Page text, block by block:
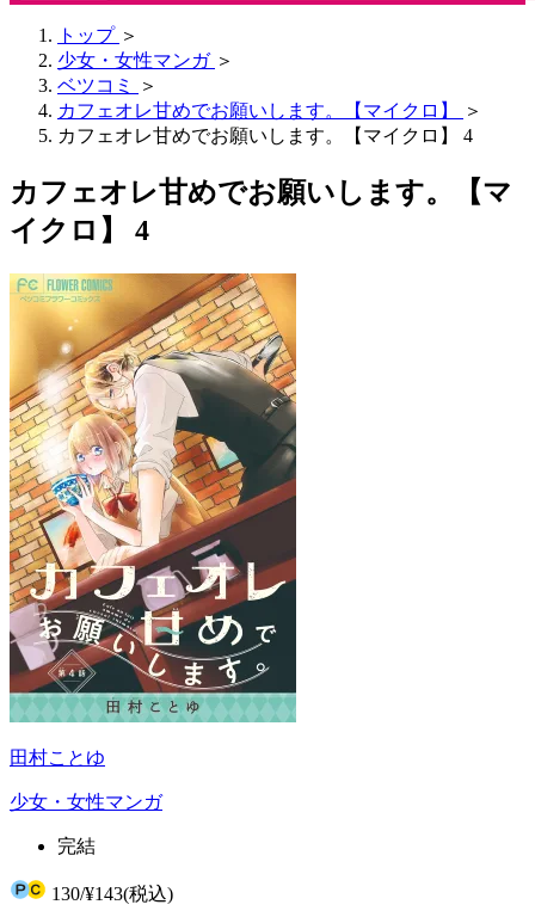
トップ ＞
少女・女性マンガ ＞
ベツコミ
＞
カフェオレ甘めでお願いします。【マイクロ】
＞
カフェオレ甘めでお願いします。【マイクロ】 4
カフェオレ甘めでお願いします。【マ
イクロ】 4
田村ことゆ
少女・女性マンガ
完結
130/¥143(税込)